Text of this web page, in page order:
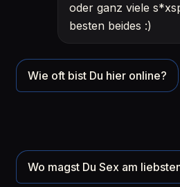
oder ganz viele
besten beides :)
Wie oft bist Du hier online?
Wo magst Du Sex am